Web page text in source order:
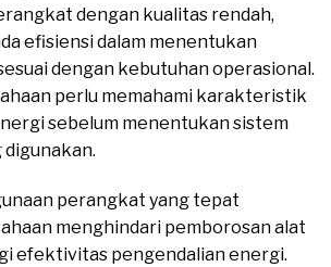
dengan kualitas rendah,
efisiensi dalam menentukan
dengan kebutuhan operasional.
perlu memahami karakteristik
sebelum menentukan sistem
perangkat yang tepat
menghindari pemborosan alat
efektivitas pengendalian energi.